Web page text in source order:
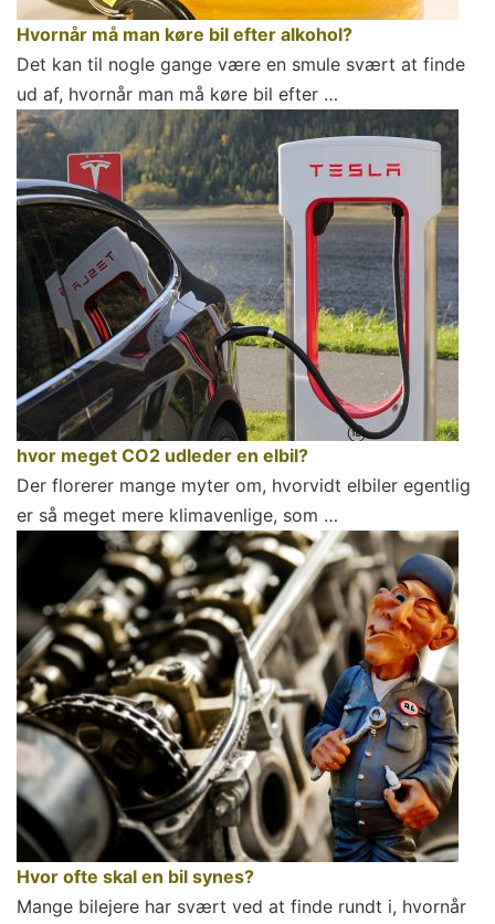
Hvornår må man køre bil efter alkohol?
Det kan til nogle gange være en smule svært at finde
ud af, hvornår man må køre bil efter …
hvor meget CO2 udleder en elbil?
Der florerer mange myter om, hvorvidt elbiler egentlig
er så meget mere klimavenlige, som …
Hvor ofte skal en bil synes?
Mange bilejere har svært ved at finde rundt i, hvornår